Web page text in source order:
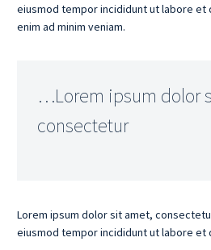
eiusmod tempor incididunt ut labore et
enim ad minim veniam.
…Lorem ipsum dolor
consectetur
Lorem ipsum dolor sit amet,
eiusmod tempor incididunt ut labore et